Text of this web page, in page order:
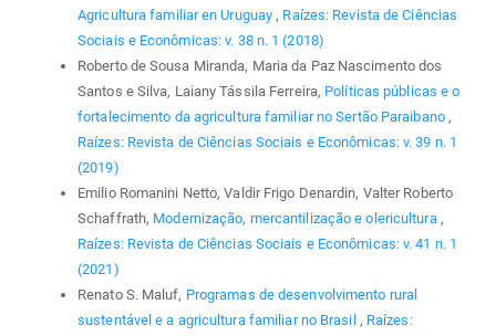
Agricultura familiar en Uruguay, Raízes: Revista de Ciências
Sociais e Econômicas: v. 38 n. 1 (2018)
Roberto de Sousa Miranda, Maria da Paz Nascimento dos
Santos e Silva, Laiany Tássila Ferreira, Políticas públicas e o
fortalecimento da agricultura familiar no Sertão Paraibano ,
Raízes: Revista de Ciências Sociais e Econômicas: v. 39 n. 1
(2019)
Emilio Romanini Netto, Valdir Frigo Denardin, Valter Roberto
Schaffrath, Modernização, mercantilização e olericultura ,
Raízes: Revista de Ciências Sociais e Econômicas: v. 41 n. 1
(2021)
Renato S. Maluf, Programas de desenvolvimento rural
sustentável e a agricultura familiar no Brasil , Raízes: